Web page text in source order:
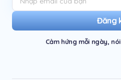
Đăng
Cảm hứng mỗi ngày,